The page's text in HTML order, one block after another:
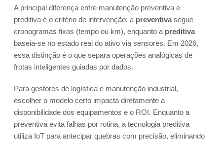
A principal diferença entre manutenção preventiva e
preditiva é o critério de intervenção: a preventivasegue
cronogramas fixos (tempo ou km), enquanto a preditiva
baseia-se no estado real do ativo via sensores. Em 2026,
essa distinção é o que separa operações analógicas de
frotas inteligentes guiadas por dados.
Para gestores de logística e manutenção industrial,
escolher o modelo certo impacta diretamente a
disponibilidade dos equipamentos e o ROI. Enquanto a
preventiva evita falhas por rotina, a tecnologia preditiva
utiliza IoT para antecipar quebras com precisão, eliminando